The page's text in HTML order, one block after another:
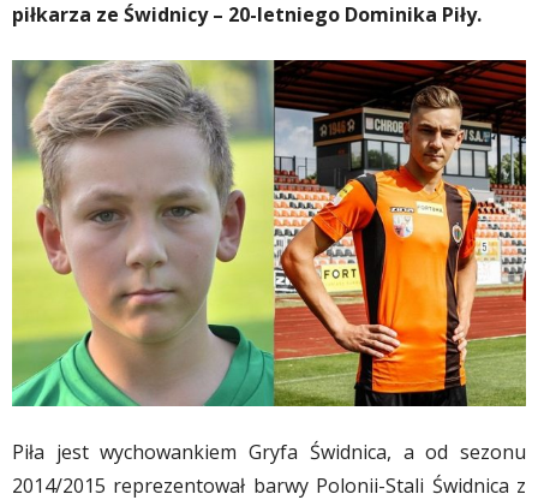
piłkarza ze Świdnicy – 20-letniego Dominika Piły.
Piła jest wychowankiem Gryfa Świdnica, a od sezonu
2014/2015 reprezentował barwy Polonii-Stali Świdnica z